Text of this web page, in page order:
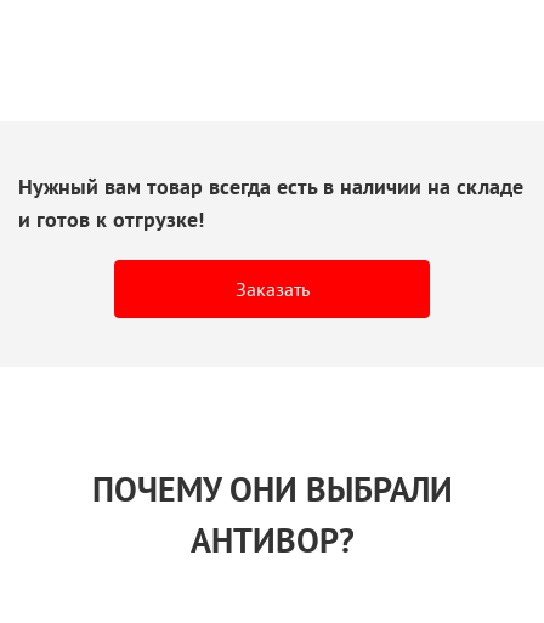
Нужный вам товар всегда есть в наличии на складе
и готов к отгрузке!
Заказать
ПОЧЕМУ ОНИ ВЫБРАЛИ
АНТИВОР?